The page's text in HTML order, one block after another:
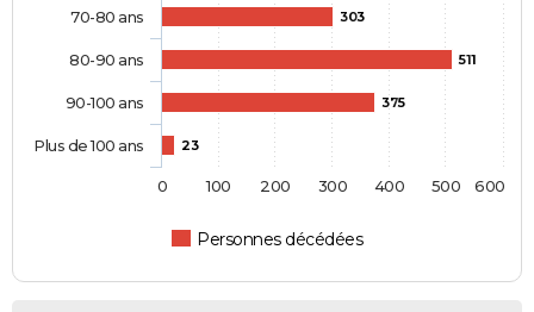
303
511
375
23
Personnes décédées
70-80 ans
80-90 ans
90-100 ans
Plus de 100 ans
0 100 200 300 400 500 600